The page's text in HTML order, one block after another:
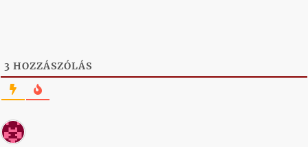
3 HOZZÁSZÓLÁS